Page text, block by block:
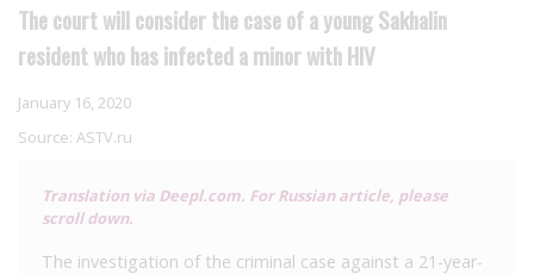
The court will consider the case of a young Sakhalin
resident who has infected a minor with HIV
January 16, 2020
Source: ASTV.ru
Translation via Deepl.com. For Russian article, please
scroll down.
The investigation of the criminal case against a 21-year-